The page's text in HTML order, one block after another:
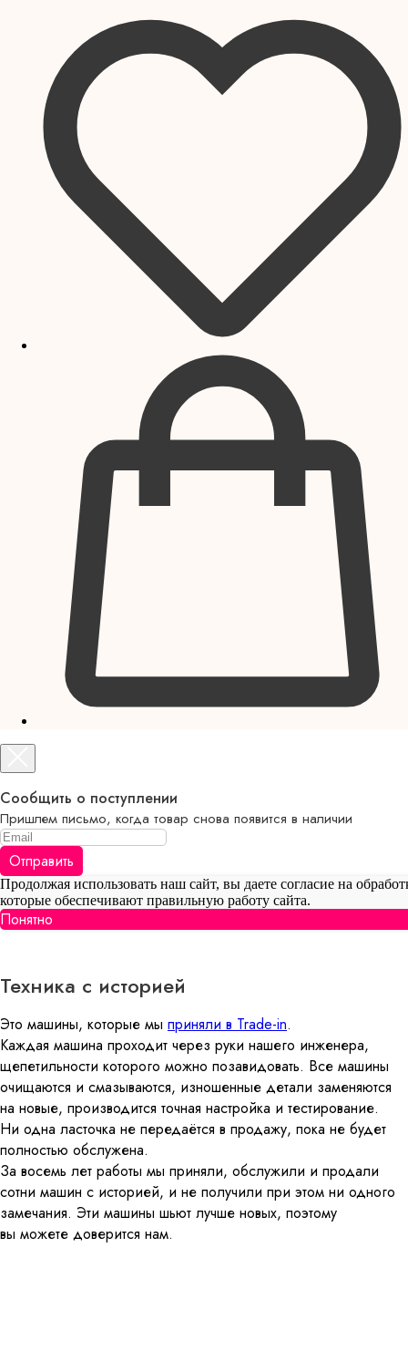
Сообщить о поступлении
Пришлем письмо, когда товар снова появится в наличии
Отправить
Продолжая использовать наш сайт, вы даете согласие на
которые обеспечивают правильную работу сайта.
Понятно
Техника с историей
Это машины, которые мы приняли в Trade-in.
Каждая машина проходит через руки нашего инженера,
щепетильности которого можно позавидовать. Все машины
очищаются и смазываются, изношенные детали заменяются
на новые, производится точная настройка и тестирование.
Ни одна ласточка не передаётся в продажу, пока не будет
полностью обслужена.
За восемь лет работы мы приняли, обслужили и продали
сотни машин с историей, и не получили при этом ни одного
замечания. Эти машины шьют лучше новых, поэтому
вы можете доверится нам.